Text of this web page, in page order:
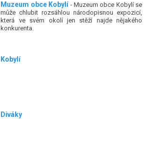
Muzeum obce Kobylí - Muzeum obce Kobylí se
může chlubit rozsáhlou národopisnou expozicí,
která ve svém okolí jen stěží najde nějakého
konkurenta.
Kobylí
Diváky